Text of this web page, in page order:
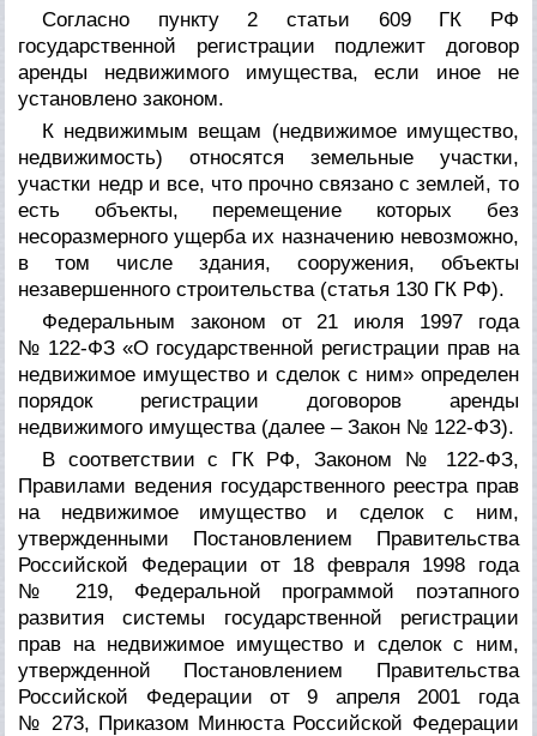
Согласно пункту 2 статьи 609 ГК РФ
государственной регистрации подлежит договор
аренды недвижимого имущества, если иное не
установлено законом.
К недвижимым вещам (недвижимое имущество,
недвижимость) относятся земельные участки,
участки недр и все, что прочно связано с землей, то
есть объекты, перемещение которых без
несоразмерного ущерба их назначению невозможно,
в том числе здания, сооружения, объекты
незавершенного строительства (статья 130 ГК РФ).
Федеральным законом от 21 июля 1997 года
№ 122-ФЗ «О государственной регистрации прав на
недвижимое имущество и сделок с ним» определен
порядок регистрации договоров аренды
недвижимого имущества (далее – Закон № 122-ФЗ).
В соответствии с ГК РФ, Законом № 122-ФЗ,
Правилами ведения государственного реестра прав
на недвижимое имущество и сделок с ним,
утвержденными Постановлением Правительства
Российской Федерации от 18 февраля 1998 года
№ 219, Федеральной программой поэтапного
развития системы государственной регистрации
прав на недвижимое имущество и сделок с ним,
утвержденной Постановлением Правительства
Российской Федерации от 9 апреля 2001 года
№ 273, Приказом Минюста Российской Федерации